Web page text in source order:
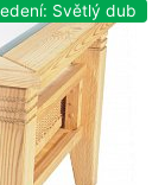
Světlý dub